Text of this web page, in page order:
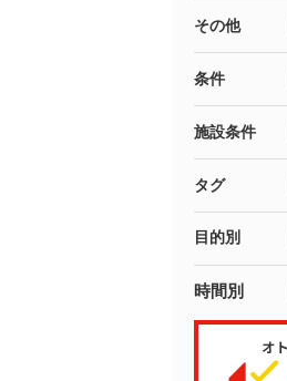
その他
条件
施設条件
タグ
目的別
時間別